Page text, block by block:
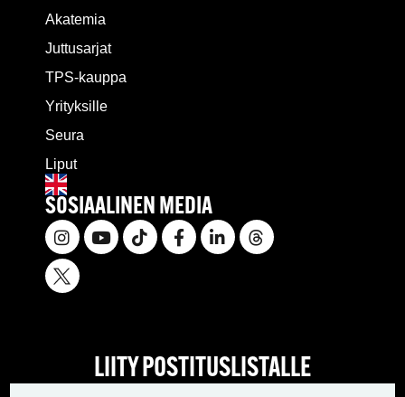
Akatemia
Juttusarjat
TPS-kauppa
Yrityksille
Seura
Liput
SOSIAALINEN MEDIA
LIITY POSTITUSLISTALLE